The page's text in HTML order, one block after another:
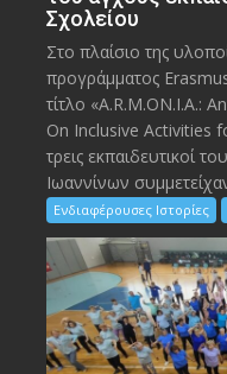
Σχολείου
Στο πλαίσιο της
προγράμματος
τίτλο «A.R.M.ON.I.A.:
On Inclusive Activities
τρεις εκπαιδευτικοί
Ιωαννίνων
Ενδιαφέρουσες Ιστορίες